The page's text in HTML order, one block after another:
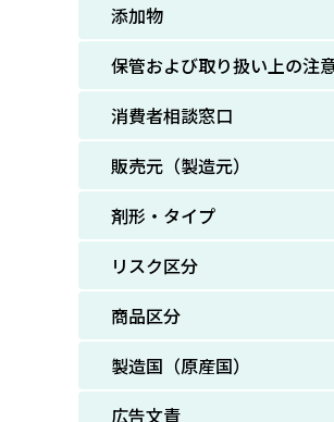
添加物
保管および取り扱い上の注
消費者相談窓口
販売元（製造元）
剤形・タイプ
リスク区分
商品区分
製造国（原産国）
広告文責